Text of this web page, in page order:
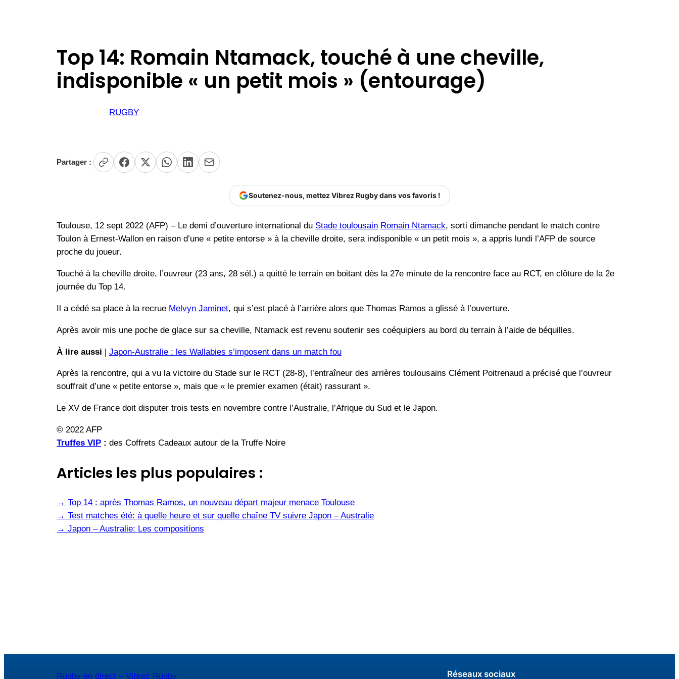
Top 14: Romain Ntamack, touché à une cheville,
indisponible « un petit mois » (entourage)
RUGBY
Partager :
Soutenez-nous, mettez Vibrez Rugby dans vos favoris !
Toulouse, 12 sept 2022 (AFP) – Le demi d’ouverture international du Stade toulousain Romain Ntamack, sorti dimanche pendant le match contre
Toulon à Ernest-Wallon en raison d’une « petite entorse » à la cheville droite, sera indisponible « un petit mois », a appris lundi l’AFP de source
proche du joueur.
Touché à la cheville droite, l’ouvreur (23 ans, 28 sél.) a quitté le terrain en boitant dès la 27e minute de la rencontre face au RCT, en clôture de la 2e
journée du Top 14.
Il a cédé sa place à la recrue Melvyn Jaminet, qui s’est placé à l’arrière alors que Thomas Ramos a glissé à l’ouverture.
Après avoir mis une poche de glace sur sa cheville, Ntamack est revenu soutenir ses coéquipiers au bord du terrain à l’aide de béquilles.
À lire aussi | Japon-Australie : les Wallabies s’imposent dans un match fou
Après la rencontre, qui a vu la victoire du Stade sur le RCT (28-8), l’entraîneur des arrières toulousains Clément Poitrenaud a précisé que l’ouvreur
souffrait d’une « petite entorse », mais que « le premier examen (était) rassurant ».
Le XV de France doit disputer trois tests en novembre contre l’Australie, l’Afrique du Sud et le Japon.
© 2022 AFP
Truffes VIP : des Coffrets Cadeaux autour de la Truffe Noire
Articles les plus populaires :
→ Top 14 : après Thomas Ramos, un nouveau départ majeur menace Toulouse
→ Test matches été: à quelle heure et sur quelle chaîne TV suivre Japon – Australie
→ Japon – Australie: Les compositions
Rugby en direct – Vibrez Rugby Réseaux sociaux